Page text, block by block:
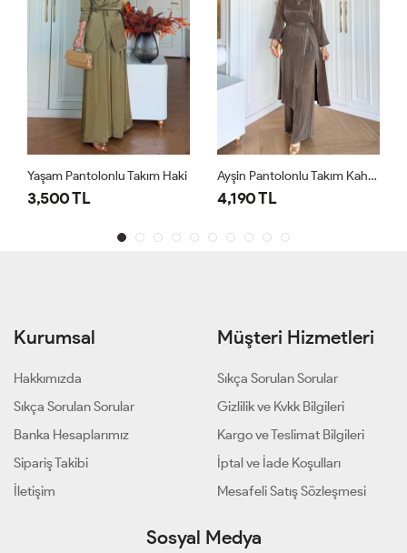
Yaşam Pantolonlu Takım Haki
3,500 TL
Ayşin Pantolonlu Takım Kahverengi
4,190 TL
Kurumsal
Hakkımızda
Sıkça Sorulan Sorular
Banka Hesaplarımız
Sipariş Takibi
İletişim
Müşteri Hizmetleri
Sıkça Sorulan Sorular
Gizlilik ve Kvkk Bilgileri
Kargo ve Teslimat Bilgileri
İptal ve İade Koşulları
Mesafeli Satış Sözleşmesi
Sosyal Medya